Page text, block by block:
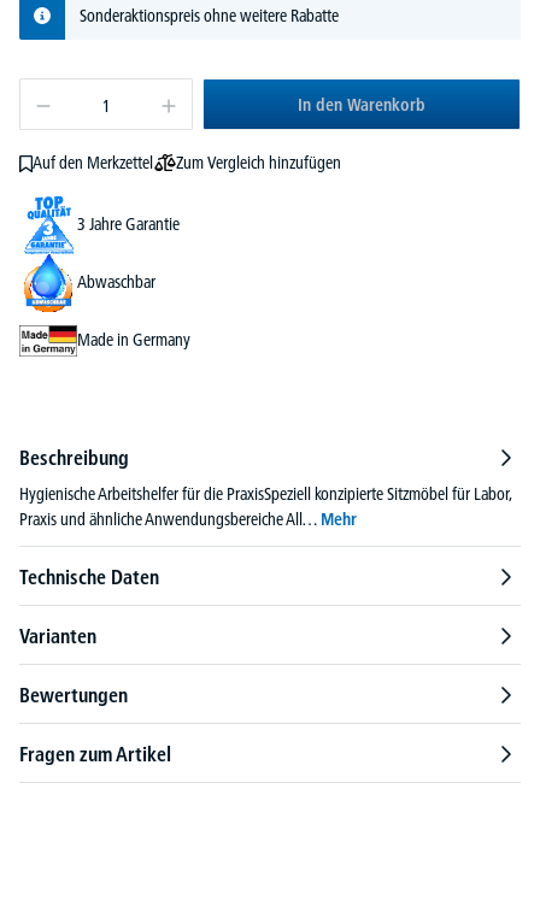
Sonderaktionspreis ohne weitere Rabatte
In den Warenkorb
Auf den Merkzettel Zum Vergleich hinzufügen
3 Jahre Garantie
Abwaschbar
Made in Germany
Beschreibung
Hygienische Arbeitshelfer für die PraxisSpeziell konzipierte Sitzmöbel für Labor,
Praxis und ähnliche Anwendungsbereiche All… Mehr
Technische Daten
Varianten
Bewertungen
Fragen zum Artikel